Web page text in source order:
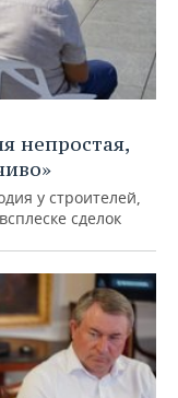
непростая,
у строителей,
сделок